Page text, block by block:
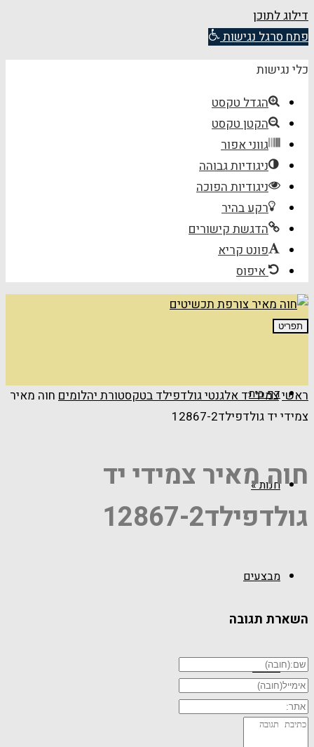
דילוג לתוכן
פתח סרגל נגישות
כלי נגישות
הגדל טקסט
הקטן טקסט
גווני אפור
ניגודיות גבוהה
ניגודיות הפוכה
רקע בהיר
הדגשת קישורים
פונט קריא
איפוס
תפריט
דף בית
חנות»
מבצעים
טיפים
ראשיצמיד יד אלגנטי גולדפילד בטקסטורת יהלומים חוה מאיר
צמידי יד גולדפילד12867-2
חוה מאיר צמידי יד
גולדפילד12867-2
השארת תגובה